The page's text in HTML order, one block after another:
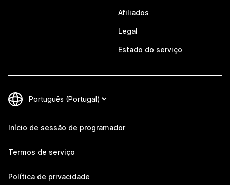
Afiliados
Legal
Estado do serviço
Início de sessão de programador
Termos de serviço
Política de privacidade